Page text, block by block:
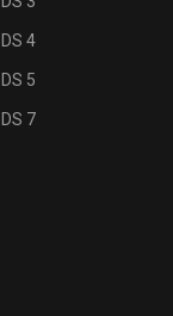
DS 4
DS 5
DS 7